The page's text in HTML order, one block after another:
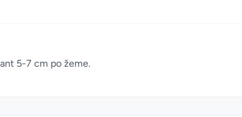
5-7 cm po žeme.